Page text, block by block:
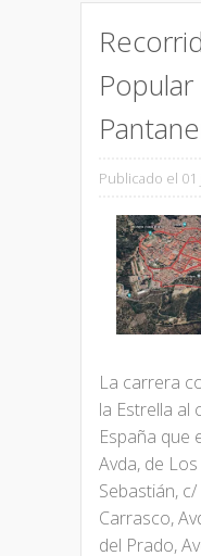
Publicado el 01
La carrera
la Estrella al
España que
Avda, de
Sebastián,
Carrasco,
del Prado,